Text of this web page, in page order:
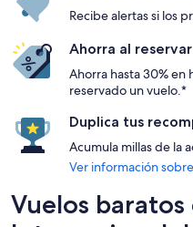
Recibe alertas si los
Ahorra al reservar
Ahorra hasta 30% en
reservado un vuelo.*
Duplica tus
Acumula millas de la
Ver información
Vuelos